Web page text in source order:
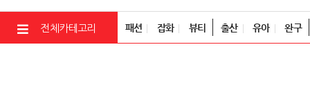
전체카테고리 패션 잡화 뷰티 출산 유아 완구